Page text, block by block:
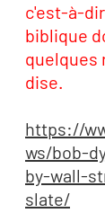
c'est-à-
biblique
quelques
dise.
https://
ws/bob-
by-wall-
slate/